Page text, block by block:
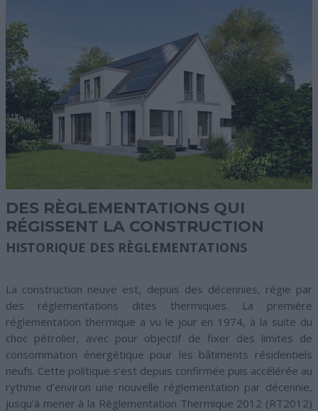
DES RÈGLEMENTATIONS QUI
RÉGISSENT LA CONSTRUCTION
HISTORIQUE DES RÈGLEMENTATIONS
La construction neuve est, depuis des décennies, régie par
des réglementations dites thermiques. La première
réglementation thermique a vu le jour en 1974, à la suite du
choc pétrolier, avec pour objectif de fixer des limites de
consommation énergétique pour les bâtiments résidentiels
neufs. Cette politique s’est depuis confirmée puis accélérée au
rythme d’environ une nouvelle réglementation par décennie,
jusqu’à mener à la Réglementation Thermique 2012 (RT2012)